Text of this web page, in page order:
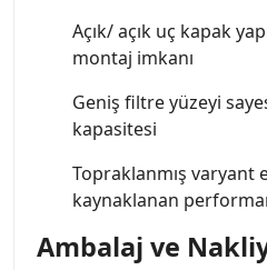
Açık/ açık uç kapak
montaj imkanı
Geniş filtre yüzeyi
kapasitesi
Topraklanmış varyant
kaynaklanan
Ambalaj ve